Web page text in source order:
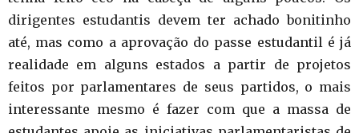
dirigentes estudantis devem ter achado bonitinho
até, mas como a aprovação do passe estudantil é já
realidade em alguns estados a partir de projetos
feitos por parlamentares de seus partidos, o mais
interessante mesmo é fazer com que a massa de